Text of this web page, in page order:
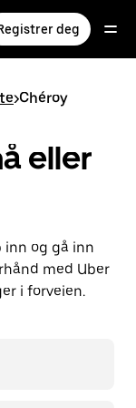
deg
>Chéroy
eller
inn og gå inn
med Uber
i forveien.